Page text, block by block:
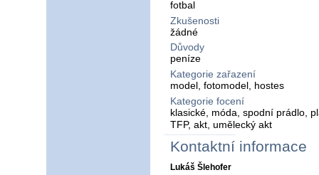
fotbal
Zkušenosti
žádné
Důvody
peníze
Kategorie zařazení
model, fotomodel, hostes
Kategorie focení
klasické, móda, spodní prádlo,
TFP, akt, umělecký akt
Kontaktní informace
Lukáš Šlehofer